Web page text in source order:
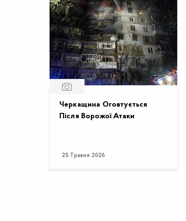
Черкащина Оговтується
Після Ворожої Атаки
25 Травня 2026